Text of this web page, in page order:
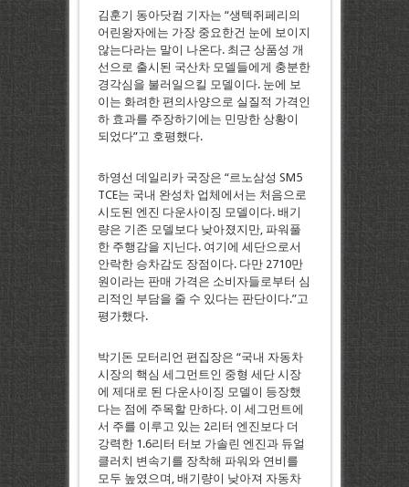
김훈기 동아닷컴 기자는 “생텍쥐페리의
어린왕자에는 가장 중요한건 눈에 보이지
않는다라는 말이 나온다. 최근 상품성 개
선으로 출시된 국산차 모델들에게 충분한
경각심을 불러일으킬 모델이다. 눈에 보
이는 화려한 편의사양으로 실질적 가격인
하 효과를 주장하기에는 민망한 상황이
되었다”고 호평했다.
하영선 데일리카 국장은 “르노삼성 SM5
TCE는 국내 완성차 업체에서는 처음으로
시도된 엔진 다운사이징 모델이다. 배기
량은 기존 모델보다 낮아졌지만, 파워풀
한 주행감을 지닌다. 여기에 세단으로서
안락한 승차감도 장점이다. 다만 2710만
원이라는 판매 가격은 소비자들로부터 심
리적인 부담을 줄 수 있다는 판단이다.”고
평가했다.
박기돈 모터리언 편집장은 “국내 자동차
시장의 핵심 세그먼트인 중형 세단 시장
에 제대로 된 다운사이징 모델이 등장했
다는 점에 주목할 만하다. 이 세그먼트에
서 주를 이루고 있는 2리터 엔진보다 더
강력한 1.6리터 터보 가솔린 엔진과 듀얼
클러치 변속기를 장착해 파워와 연비를
모두 높였으며, 배기량이 낮아져 자동차